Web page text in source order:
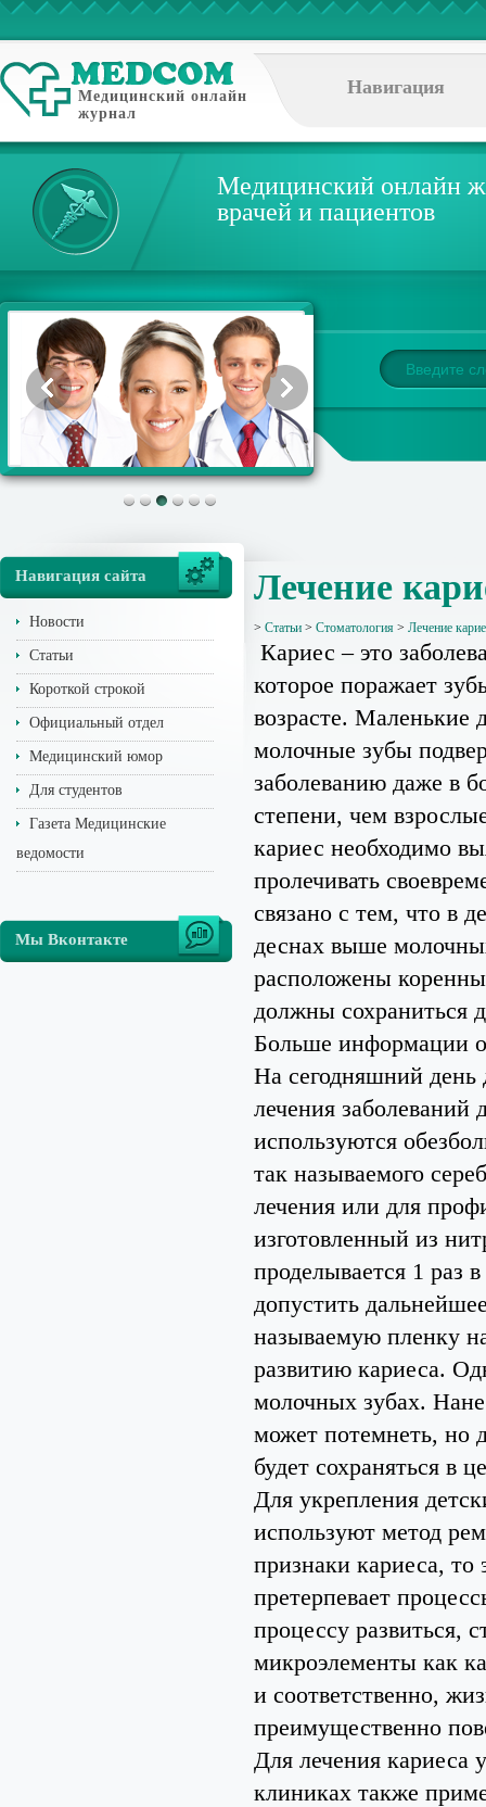
Медицинский онлайн
журнал
Навигация
Медицинский онлайн
врачей и пациентов
Навигация сайта
Новости
Статьи
Короткой строкой
Официальный отдел
Медицинский юмор
Для студентов
Газета Медицинские
ведомости
Мы Вконтакте
Лечение
> Статьи > Стоматология > Лечение
Кариес – это
которое поражает
возрасте. Маленькие
молочные зубы
заболеванию даже в
степени, чем
кариес необходимо
пролечивать
связано с тем, что в
деснах выше
расположены
должны сохраниться
Больше информации о
На сегодняшний день
лечения заболеваний
используются
так называемого
лечения или для
изготовленный из
проделывается 1 раз
допустить
называемую пленку
развитию кариеса.
молочных зубах.
может потемнеть, но
будет сохраняться в
Для укрепления
используют метод
признаки кариеса, то
претерпевает
процессу развиться,
микроэлементы как
и соответственно,
преимущественно
Для лечения кариеса
клиниках также